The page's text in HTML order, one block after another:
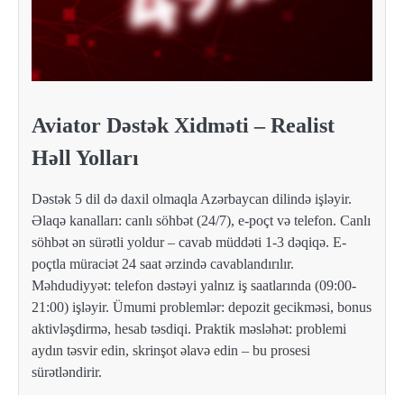
Aviator Dəstək Xidməti – Realist
Həll Yolları
Dəstək 5 dil də daxil olmaqla Azərbaycan dilində işləyir.
Əlaqə kanalları: canlı söhbət (24/7), e-poçt və telefon. Canlı
söhbət ən sürətli yoldur – cavab müddəti 1-3 dəqiqə. E-
poçtla müraciət 24 saat ərzində cavablandırılır.
Məhdudiyyət: telefon dəstəyi yalnız iş saatlarında (09:00-
21:00) işləyir. Ümumi problemlər: depozit gecikməsi, bonus
aktivləşdirmə, hesab təsdiqi. Praktik məsləhət: problemi
aydın təsvir edin, skrinşot əlavə edin – bu prosesi
sürətləndirir.